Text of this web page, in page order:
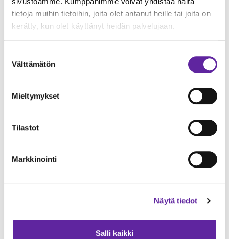
tietoja muihin tietoihin, joita olet antanut heille tai joita on
kerätty, kun olet käyttänyt heidän palvelujaan.
valinta
Välttämätön
Mieltymykset
Tilastot
Markkinointi
Näytä tiedot
Salli kaikki